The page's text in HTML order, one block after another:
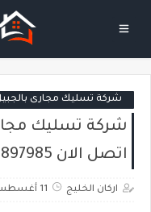
شركة تسليك مجارى
شركة تسليك
اتصل الان 0557897985
اركان الخليج 11 أغسطس 2021